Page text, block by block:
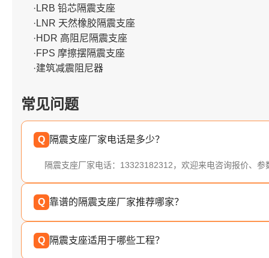
·LRB 铅芯隔震支座
·LNR 天然橡胶隔震支座
·HDR 高阻尼隔震支座
·FPS 摩擦摆隔震支座
·建筑减震阻尼器
常见问题
Q 隔震支座厂家电话是多少？
隔震支座厂家电话：13323182312，欢迎来电咨询报价、参
Q 靠谱的隔震支座厂家推荐哪家？
Q 隔震支座适用于哪些工程？